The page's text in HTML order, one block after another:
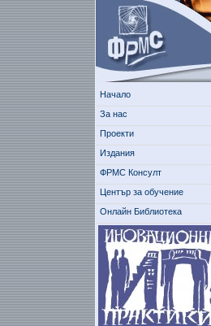
Начало
За нас
Проекти
Издания
ФРМС Консулт
Център за обучение
Онлайн Библиотека